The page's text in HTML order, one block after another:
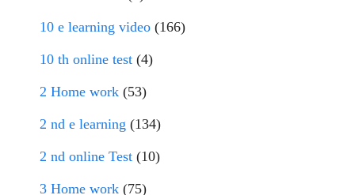
10 e learning video (166)
10 th online test (4)
2 Home work (53)
2 nd e learning (134)
2 nd online Test (10)
3 Home work (75)